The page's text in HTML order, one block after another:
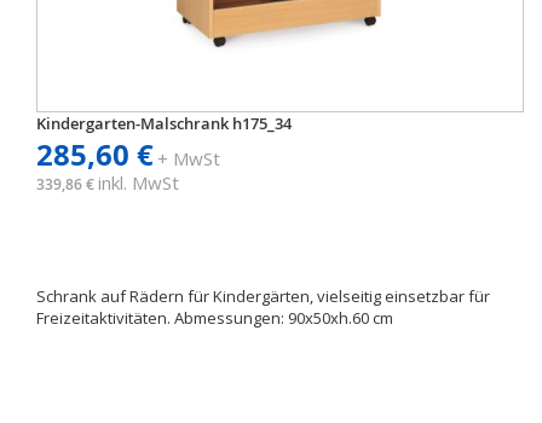
Kindergarten-Malschrank h175_34
285,60 €+ MwSt
339,86 € inkl. MwSt
Schrank auf Rädern für Kindergärten, vielseitig einsetzbar für
Freizeitaktivitäten. Abmessungen: 90x50xh.60 cm